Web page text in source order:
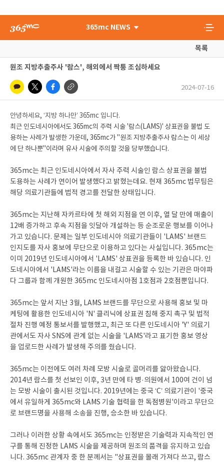
365mc NEWS
목록
원조 지방추출주사 '람스', 해외에서 짝퉁 조심하세요
2024-07-16
안녕하세요, ‘지방 하나만’ 365mc 입니다.
최근 인도네시아에서도 365mc의 주력 시술 '람스(LAMS)' 상표권을 불법 도
용하는 사례가 발생한 가운데, 365mc가 "원조 지방추출주사 람스는 이 세상
에 단 하나뿐"이라며 유사 시술에 주의할 것을 당부했습니다.
365mc는 최근 인도네시아에서 자사 주력 시술인 람스 상표권을 불법
도용하는 사례가 연이어 발생했다고 밝혔는데요. 현재 365mc 법무팀은
해당 의료기관들에 법적 경고를 전달한 상태입니다.
365mc는 지난해 자카르타에 첫 해외 지점을 연 이후, 열 달 만에 매출이
12배 증가하고 후속 지점을 잇달아 개설하는 등 순조로운 행보를 이어나
가고 있습니다. 문제는 일부 인도네시아 의료기관들이 'LAMS' 브랜드
인지도를 자사 홍보에 무단으로 이용하고 있다는 사실입니다. 365mc는
이미 2019년 인도네시아에서 'LAMS' 상표권을 등록한 바 있습니다. 인
도네시아에서 'LAMS'라는 이름을 내걸고 시술할 수 있는 기관은 마야파
다 그룹과 함께 개원한 365mc 인도네시아점 1호점과 2호점뿐입니다.
365mc는 앞서 지난 3월, LAMS 브랜드를 무단으로 사용해 홍보 및 마
케팅에 활용한 인도네시아 'N' 클리닉에 상표권 침해 중지 촉구 및 법적
절차 진행 예정 통보서를 발행했고, 최근 또 다른 인도네시아 'Y' 의료기
관에서도 자사 SNS에 관계 없는 시술을 'LAMS'라고 표기한 홍보 영상
을 업로드한 사례가 발생해 주의를 줬습니다.
365mc는 이전에도 여러 차례 모방 시술로 골머리를 앓아왔습니다.
2014년 람스를 첫 선보인 이후, 3년 만에 타 병·의원에서 100여 건이 넘
는 모방 시술이 출시된 것입니다. 2019년에는 중국 ‘C’ 의료기관이 '중국
에서 유일하게 365mc와 LAMS 기술 협력을 한 독점병원'이라고 무단으
로 브랜드명을 사용해 소송을 진행, 승소한 바 있습니다.
그러나 이러한 상황 속에서도 365mc는 인정받은 기술력과 지속적인 연
구를 통해 진정한 LAMS 시술을 제공하며 원조의 품격을 유지하고 있습
니다. 365mc 관계자 중 한 분께서는 "상표권을 몰래 가져다 쓰고, 람스